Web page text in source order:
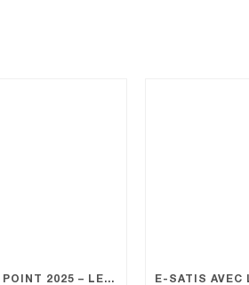
PALMARÈS LE POINT 2025 – LE GROUPE KANTYS À L’HONNEUR